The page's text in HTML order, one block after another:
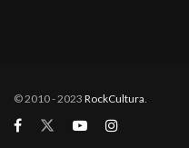
© 2010 - 2023 RockCultura.